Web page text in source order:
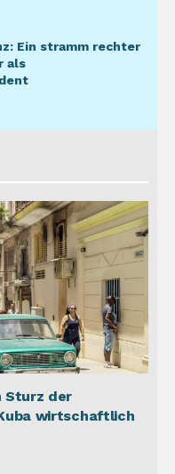
Ein stramm rechter
als
Sturz der
wirtschaftlich